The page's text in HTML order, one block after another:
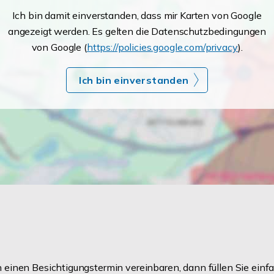
Ich bin damit einverstanden, dass mir Karten von Google
angezeigt werden. Es gelten die Datenschutzbedingungen
von Google (https://policies.google.com/privacy).
Ich bin einverstanden
Besichtigungstermin vereinbaren, dann füllen Sie